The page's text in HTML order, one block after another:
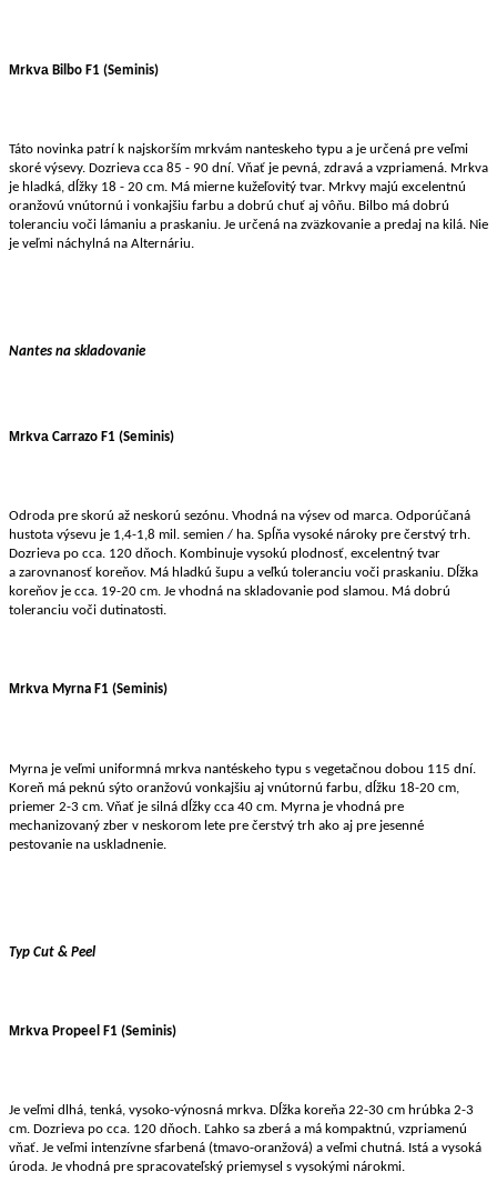
Mrkva Bilbo F1 (Seminis)
Táto novinka patrí k najskorším mrkvám nanteskeho typu a je určená pre veľmi
skoré výsevy. Dozrieva cca 85 - 90 dní. Vňať je pevná, zdravá a vzpriamená. Mrkva
je hladká, dĺžky 18 - 20 cm. Má mierne kužeľovitý tvar. Mrkvy majú excelentnú
oranžovú vnútornú i vonkajšiu farbu a dobrú chuť aj vôňu. Bilbo má dobrú
toleranciu voči lámaniu a praskaniu. Je určená na zväzkovanie a predaj na kilá. Nie
je veľmi náchylná na Alternáriu.
Nantes na skladovanie
Mrkva Carrazo F1 (Seminis)
Odroda pre skorú až neskorú sezónu. Vhodná na výsev od marca. Odporúčaná
hustota výsevu je 1,4-1,8 mil. semien / ha. Spĺňa vysoké nároky pre čerstvý trh.
Dozrieva po cca. 120 dňoch. Kombinuje vysokú plodnosť, excelentný tvar
a zarovnanosť koreňov. Má hladkú šupu a veľkú toleranciu voči praskaniu. Dĺžka
koreňov je cca. 19-20 cm. Je vhodná na skladovanie pod slamou. Má dobrú
toleranciu voči dutinatosti.
Mrkva Myrna F1 (Seminis)
Myrna je veľmi uniformná mrkva nantéskeho typu s vegetačnou dobou 115 dní.
Koreň má peknú sýto oranžovú vonkajšiu aj vnútornú farbu, dĺžku 18-20 cm,
priemer 2-3 cm. Vňať je silná dĺžky cca 40 cm. Myrna je vhodná pre
mechanizovaný zber v neskorom lete pre čerstvý trh ako aj pre jesenné
pestovanie na uskladnenie.
Typ Cut & Peel
Mrkva Propeel F1 (Seminis)
Je veľmi dlhá, tenká, vysoko-výnosná mrkva. Dĺžka koreňa 22-30 cm hrúbka 2-3
cm. Dozrieva po cca. 120 dňoch. Ľahko sa zberá a má kompaktnú, vzpriamenú
vňať. Je veľmi intenzívne sfarbená (tmavo-oranžová) a veľmi chutná. Istá a vysoká
úroda. Je vhodná pre spracovateľský priemysel s vysokými nárokmi.